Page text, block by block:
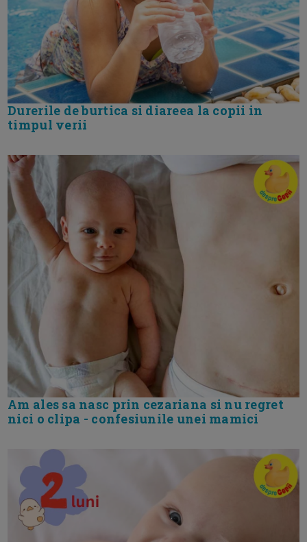
Durerile de burtica si diareea la copii in
timpul verii
Am ales sa nasc prin cezariana si nu regret
nici o clipa - confesiunile unei mamici